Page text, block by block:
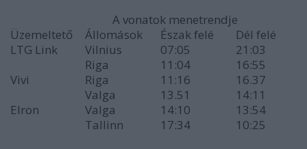
A vonatok menetrendje
Üzemeltető
Állomások Észak felé
Dél felé
LTG Link
Vilnius 07:05
21:03
Riga
11:04
16:55
Vivi
Riga 11:16
16.37
Valga
13.51
14:11
Elron
Valga 14:10
13:54
Tallinn
17:34 10:25